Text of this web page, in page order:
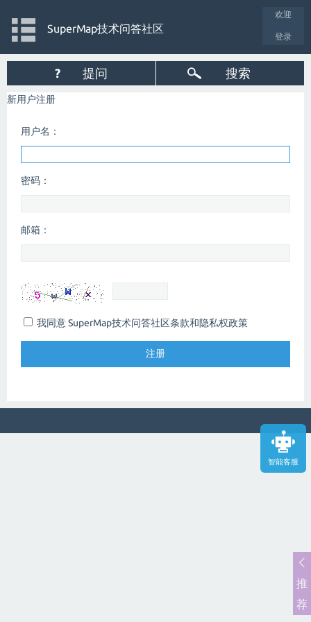
智能客服
欢迎
登录
SuperMap技术问答社区
? 提问 搜索
新用户注册
用户名：
密码：
邮箱：
我同意 SuperMap技术问答社区条款和隐私权政策